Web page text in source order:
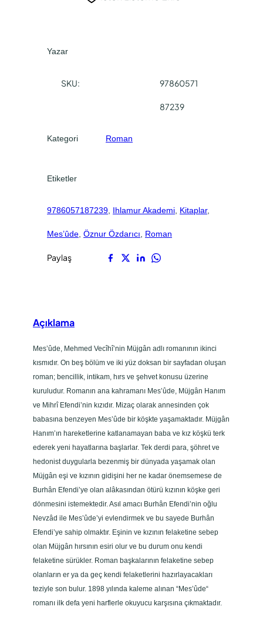
2
.
6
.
Yazar
SKU: 97860571
87239
Kategori Roman
Etiketler
9786057187239 Ihlamur Akademi Kitaplar
Mes’ûde Öznur Özdarıcı Roman
Paylaş
Açıklama
Mes’ûde, Mehmed Vecîhî’nin Müjgân adlı romanının ikinci
kısmıdır. On beş bölüm ve iki yüz doksan bir sayfadan oluşan
roman; bencillik, intikam, hırs ve şehvet konusu üzerine
kuruludur. Romanın ana kahramanı Mes’ûde, Müjgân Hanım
ve Mihrî Efendi’nin kızıdır. Mizaç olarak annesinden çok
babasına benzeyen Mes’ûde bir köşkte yaşamaktadır. Müjgân
Hanım’ın hareketlerine katlanamayan baba ve kız köşkü terk
ederek yeni hayatlarına başlarlar. Tek derdi para, şöhret ve
hedonist duygularla bezenmiş bir dünyada yaşamak olan
Müjgân eşi ve kızının gidişini her ne kadar önemsemese de
Burhân Efendi’ye olan alâkasından ötürü kızının köşke geri
dönmesini istemektedir. Asıl amacı Burhân Efendi’nin oğlu
Nevzâd ile Mes’ûde’yi evlendirmek ve bu sayede Burhân
Efendi’ye sahip olmaktır. Eşinin ve kızının felaketine sebep
olan Müjgân hırsının esiri olur ve bu durum onu kendi
felaketine sürükler. Roman başkalarının felaketine sebep
olanların er ya da geç kendi felaketlerini hazırlayacakları
teziyle son bulur. 1898 yılında kaleme alınan “Mes’ûde“
romanı ilk defa yeni harflerle okuyucu karşısına çıkmaktadır.